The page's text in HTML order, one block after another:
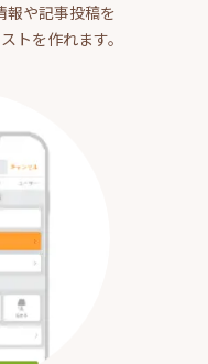
報や記事投稿を
トを作れます。